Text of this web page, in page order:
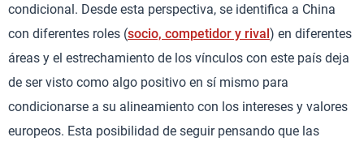
condicional. Desde esta perspectiva, se identifica a China
con diferentes roles (socio, competidor y rival) en diferentes
áreas y el estrechamiento de los vínculos con este país deja
de ser visto como algo positivo en sí mismo para
condicionarse a su alineamiento con los intereses y valores
europeos. Esta posibilidad de seguir pensando que las